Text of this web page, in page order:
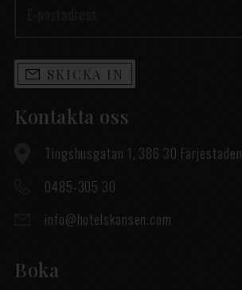
SKICKA IN
Kontakta oss
Tingshusgatan 1, 386 30 Färjestaden
0485-305 30
info@hotelskansen.com
Boka